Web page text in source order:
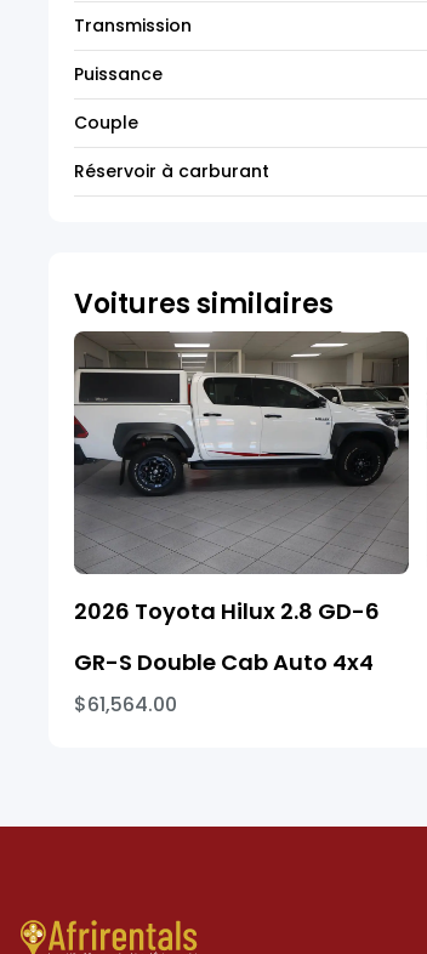
Transmission
Puissance
Couple
Réservoir à carburant
Voitures similaires
2026 Toyota Hilux 2.8 GD-6
GR-S Double Cab Auto 4x4
$61,564.00